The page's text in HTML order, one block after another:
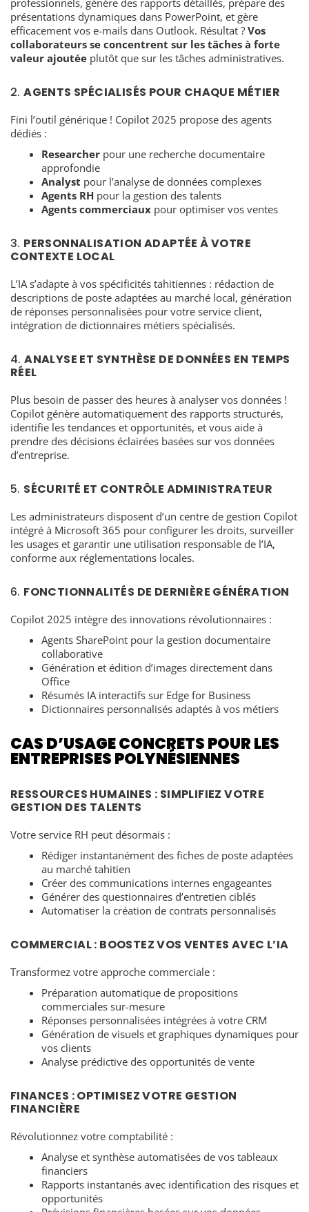
présentations dynamiques dans PowerPoint, et gère
efficacement vos e-mails dans Outlook. Résultat ? Vos
collaborateurs se concentrent sur les tâches à forte
valeur ajoutée plutôt que sur les tâches administratives.
2.AGENTS SPÉCIALISÉS POUR CHAQUE MÉTIER
Fini l’outil générique ! Copilot 2025 propose des agents
dédiés :
Researcher pour une recherche documentaire
approfondie
Analyst pour l’analyse de données complexes
Agents RH pour la gestion des talents
Agents commerciaux pour optimiser vos ventes
3. PERSONNALISATION ADAPTÉE À VOTRE
CONTEXTE LOCAL
L’IA s’adapte à vos spécificités tahitiennes : rédaction de
descriptions de poste adaptées au marché local, génération
de réponses personnalisées pour votre service client,
intégration de dictionnaires métiers spécialisés.
4.ANALYSE ET SYNTHÈSE DE DONNÉES EN TEMPS
RÉEL
Plus besoin de passer des heures à analyser vos données !
Copilot génère automatiquement des rapports structurés,
identifie les tendances et opportunités, et vous aide à
prendre des décisions éclairées basées sur vos données
d’entreprise.
5. SÉCURITÉ ET CONTRÔLE ADMINISTRATEUR
Les administrateurs disposent d’un centre de gestion Copilot
intégré à Microsoft 365 pour configurer les droits, surveiller
les usages et garantir une utilisation responsable de l’IA,
conforme aux réglementations locales.
6. FONCTIONNALITÉS DE DERNIÈRE GÉNÉRATION
Copilot 2025 intègre des innovations révolutionnaires :
Agents SharePoint pour la gestion documentaire
collaborative
Génération et édition d’images directement dans
Office
Résumés IA interactifs sur Edge for Business
Dictionnaires personnalisés adaptés à vos métiers
CAS D’USAGE CONCRETS POUR LES
ENTREPRISES POLYNÉSIENNES
RESSOURCES HUMAINES : SIMPLIFIEZ VOTRE
GESTION DES TALENTS
Votre service RH peut désormais :
Rédiger instantanément des fiches de poste adaptées
au marché tahitien
Créer des communications internes engageantes
Générer des questionnaires d’entretien ciblés
Automatiser la création de contrats personnalisés
COMMERCIAL : BOOSTEZ VOS VENTES AVEC L’IA
Transformez votre approche commerciale :
Préparation automatique de propositions
commerciales sur-mesure
Réponses personnalisées intégrées à votre CRM
Génération de visuels et graphiques dynamiques pour
vos clients
Analyse prédictive des opportunités de vente
FINANCES : OPTIMISEZ VOTRE GESTION
FINANCIÈRE
Révolutionnez votre comptabilité :
Analyse et synthèse automatisées de vos tableaux
financiers
Rapports instantanés avec identification des risques et
opportunités